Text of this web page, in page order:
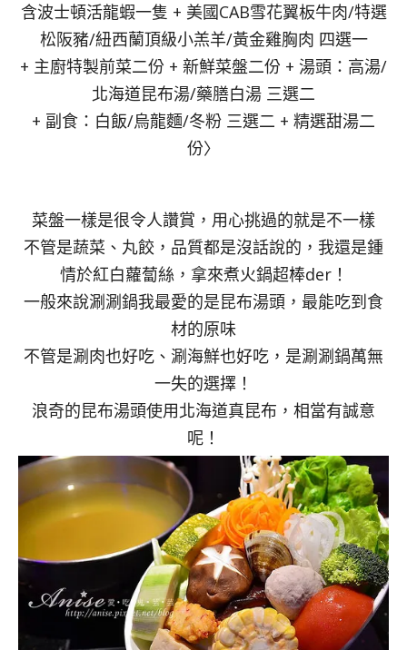
含波士頓活龍蝦一隻 + 美國CAB雪花翼板牛肉/特選
松阪豬/紐西蘭頂級小羔羊/黃金雞胸肉 四選一
+ 主廚特製前菜二份 + 新鮮菜盤二份 + 湯頭：高湯/
北海道昆布湯/藥膳白湯 三選二
+ 副食：白飯/烏龍麵/冬粉 三選二 + 精選甜湯二
份〉
菜盤一樣是很令人讚賞，用心挑過的就是不一樣
不管是蔬菜、丸餃，品質都是沒話說的，我還是鍾
情於紅白蘿蔔絲，拿來煮火鍋超棒der！
一般來說涮涮鍋我最愛的是昆布湯頭，最能吃到食
材的原味
不管是涮肉也好吃、涮海鮮也好吃，是涮涮鍋萬無
一失的選擇！
浪奇的昆布湯頭使用北海道真昆布，相當有誠意
呢！